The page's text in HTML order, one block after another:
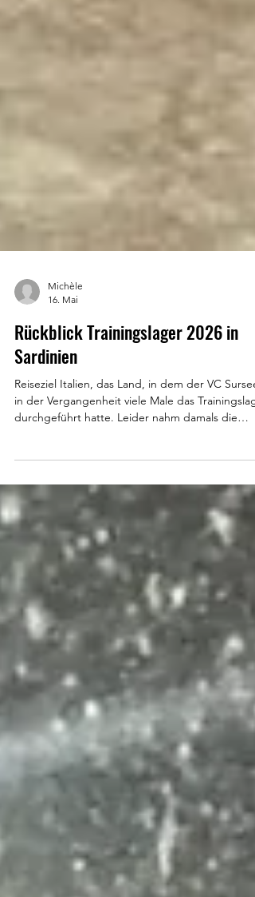
16. Mai
Rückblick Trainingslager 2026 in
Sardinien
Reiseziel Italien, das Land, in dem der VC Sursee
Orte gefunden werden. Seit 10 Jahren standen
somit Spanien und Kroatien auf der
Ausschreibung. Schön, dass es bei der
Abstimmung Sardinien nach oben geschafft
Wahrscheinlich, weil die Insel für den VC Sursee
ebenfalls Premiere ist. Stationiert waren wir an
mittleren Ostküste be